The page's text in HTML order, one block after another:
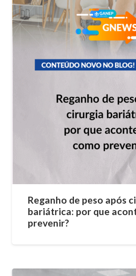
Reganho de peso após
bariátrica: por que
prevenir?